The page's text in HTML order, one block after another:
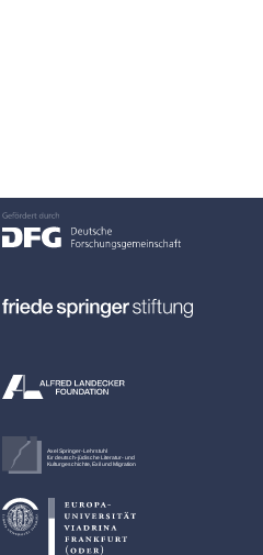
Axel Springer-Lehrstuhl
für deutsch-jüdische Literatur- und
Kulturgeschichte, Exil und Migration